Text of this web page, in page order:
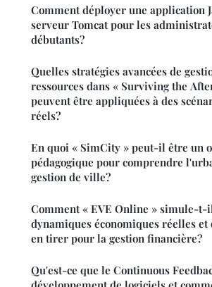
Comment déployer une application
serveur Tomcat pour les
débutants?
Quelles stratégies avancées de
ressources dans « Surviving the
peuvent être appliquées à des
réels?
En quoi « SimCity » peut-il être un
pédagogique pour comprendre
gestion de ville?
Comment « EVE Online » simule-t-
dynamiques économiques réelles et
en tirer pour la gestion financière?
Qu'est-ce que le Continuous